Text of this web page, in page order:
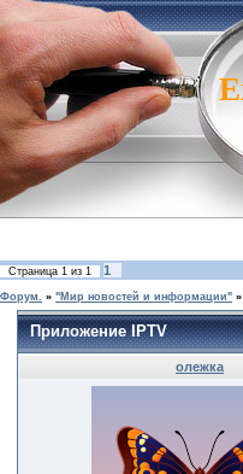
Страница 1 из 1 1
Форум. » "Мир новостей и информации" »
Приложение IPTV
олежка